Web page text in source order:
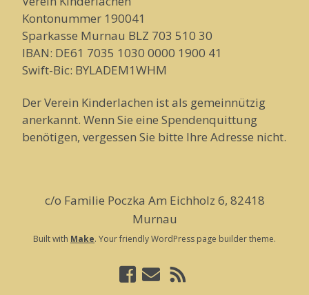
Kontonummer 190041
Sparkasse Murnau BLZ 703 510 30
IBAN: DE61 7035 1030 0000 1900 41
Swift-Bic: BYLADEM1WHM
Der Verein Kinderlachen ist als gemeinnützig
anerkannt. Wenn Sie eine Spendenquittung
benötigen, vergessen Sie bitte Ihre Adresse nicht.
c/o Familie Poczka Am Eichholz 6, 82418
Murnau
Built with Make. Your friendly WordPress page builder theme.